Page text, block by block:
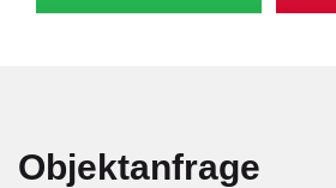
Objektanfrage